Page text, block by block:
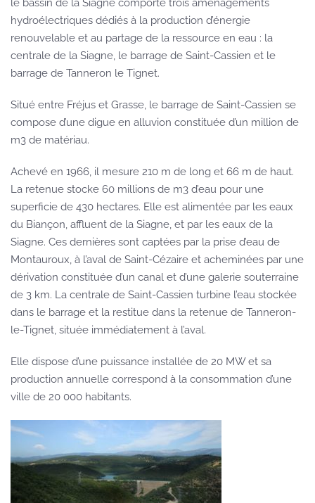
hydroélectriques dédiés à la production d’énergie
renouvelable et au partage de la ressource en eau : la
centrale de la Siagne, le barrage de Saint-Cassien et le
barrage de Tanneron le Tignet.
Situé entre Fréjus et Grasse, le barrage de Saint-Cassien se
compose d’une digue en alluvion constituée d’un million de
m3 de matériau.
Achevé en 1966, il mesure 210 m de long et 66 m de haut.
La retenue stocke 60 millions de m3 d’eau pour une
superficie de 430 hectares. Elle est alimentée par les eaux
du Biançon, affluent de la Siagne, et par les eaux de la
Siagne. Ces dernières sont captées par la prise d’eau de
Montauroux, à l’aval de Saint-Cézaire et acheminées par une
dérivation constituée d’un canal et d’une galerie souterraine
de 3 km. La centrale de Saint-Cassien turbine l’eau stockée
dans le barrage et la restitue dans la retenue de Tanneron-
le-Tignet, située immédiatement à l’aval.
Elle dispose d’une puissance installée de 20 MW et sa
production annuelle correspond à la consommation d’une
ville de 20 000 habitants.